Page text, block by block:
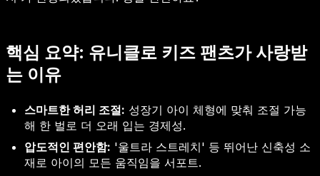
핵심 요약: 유니클로 키즈 팬츠가 사랑받
는 이유
스마트한 허리 조절: 성장기 아이 체형에 맞춰 조절 가능
해 한 벌로 더 오래 입는 경제성.
압도적인 편안함: '울트라 스트레치' 등 뛰어난 신축성 소
재로 아이의 모든 움직임을 서포트.